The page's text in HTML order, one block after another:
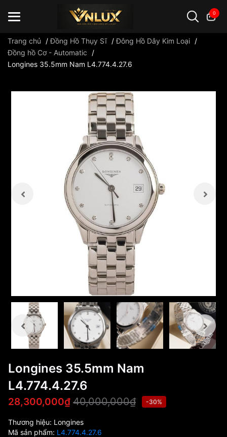
0
Đồng hồ casio đồng hồ G-Shock đồng hồ Orient
Trang chủ /Đồng Hồ Thụy Sĩ /Đông Hồ Dây Kim Loại /
Đồng hồ Cơ - Automatic
/
Longines 35.5mm Nam L4.774.4.27.6
Longines 35.5mm Nam
L4.774.4.27.6
28,300,000₫ 40,000,000₫ -30%
Thương hiệu: Longines
Mã sản phẩm: L4.774.4.27.6